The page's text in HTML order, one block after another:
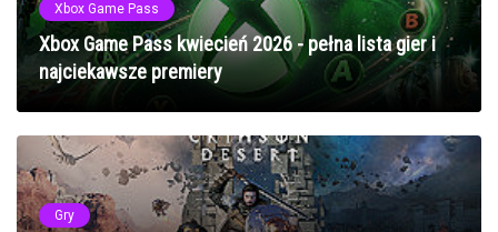
Xbox Game Pass
Xbox Game Pass kwiecień 2026 - pełna lista gier i
najciekawsze premiery
Gry